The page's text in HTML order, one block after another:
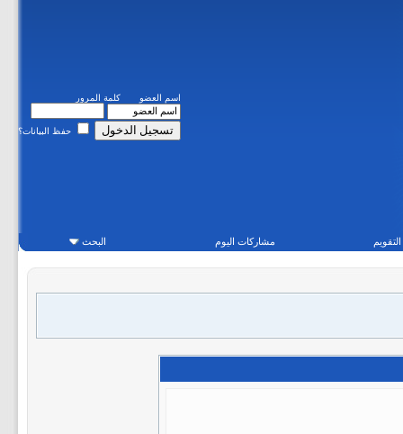
اسم العضو كلمة المرور
حفظ البيانات؟
التقويم مشاركات اليوم البحث